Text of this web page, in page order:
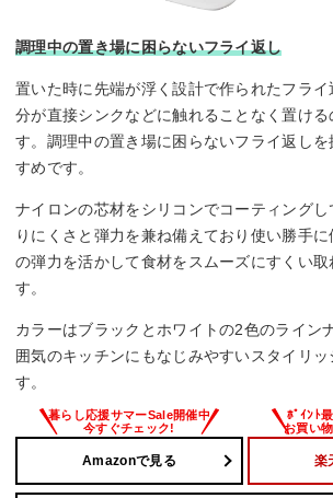
調理中の置き場に困らないフライ返し
置いた時に先端が浮く設計で作られたフラ
分が直接シンクなどに触れることなく置ける
す。調理中の置き場に困らないフライ返し
すめです。
ナイロンの芯材をシリコンでコーティング
りにくさと弾力を兼ね備えており使い勝手
の弾力を活かして食材をスムーズにすくい
す。
カラーはブラックとホワイトの2色のライン
囲気のキッチンにもなじみやすいスタイリ
す。
Amazonで見る 楽